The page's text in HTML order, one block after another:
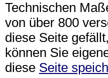
Technischen
von über 800
diese Seite gefällt,
können Sie
diese Seite